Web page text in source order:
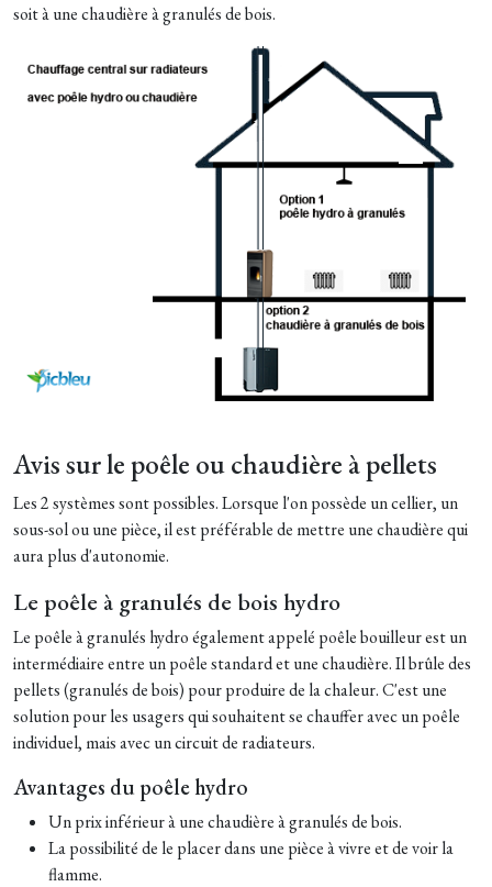
soit à une chaudière à granulés de bois.
Avis sur le poêle ou chaudière à pellets
Les 2 systèmes sont possibles. Lorsque l'on possède un cellier, un
sous-sol ou une pièce, il est préférable de mettre une chaudière qui
aura plus d'autonomie.
Le poêle à granulés de bois hydro
Le poêle à granulés hydro également appelé poêle bouilleur est un
intermédiaire entre un poêle standard et une chaudière. Il brûle des
pellets (granulés de bois) pour produire de la chaleur. C'est une
solution pour les usagers qui souhaitent se chauffer avec un poêle
individuel, mais avec un circuit de radiateurs.
Avantages du poêle hydro
Un prix inférieur à une chaudière à granulés de bois.
La possibilité de le placer dans une pièce à vivre et de voir la
flamme.